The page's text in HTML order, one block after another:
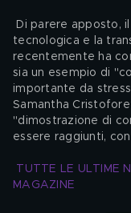
tecnologica e la
recentemente ha
sia un esempio di
importante da
Samantha
"dimostrazione di
essere raggiunti,
TUTTE LE ULTIME
MAGAZINE